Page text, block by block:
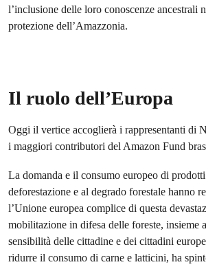
l’inclusione delle loro conoscenze ancestrali
protezione dell’Amazzonia.
Il ruolo dell’Europa
Oggi il vertice accoglierà i rappresentanti di
i maggiori contributori del Amazon Fund
La domanda e il consumo europeo di
deforestazione e al degrado forestale hanno
l’Unione europea complice di questa
mobilitazione in difesa delle foreste, insieme
sensibilità delle cittadine e dei cittadini
ridurre il consumo di carne e latticini, ha